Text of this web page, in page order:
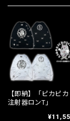
【即納】「ピカピカ
注射器ロンT」